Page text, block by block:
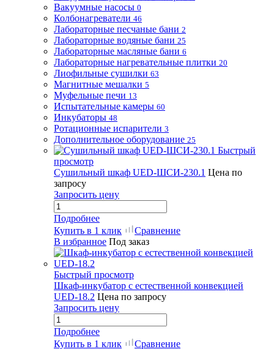
Вакуумные насосы 0
Колбонагреватели 46
Лабораторные песчаные бани 2
Лабораторные водяные бани 25
Лабораторные масляные бани 6
Лабораторные нагревательные плитки 20
Лиофильные сушилки 63
Магнитные мешалки 5
Муфельные печи 13
Испытательные камеры 60
Инкубаторы 48
Ротационные испарители 3
Дополнительное оборудование 25
Быстрый
просмотр
Сушильный шкаф UED-ШСИ-230.1 Цена по
запросу
Запросить цену
Подробнее
Купить в 1 клик
Сравнение
В избранное Под заказ
Быстрый просмотр
Шкаф-инкубатор с естественной конвекцией
UED-18.2 Цена по запросу
Запросить цену
Подробнее
Купить в 1 клик
Сравнение